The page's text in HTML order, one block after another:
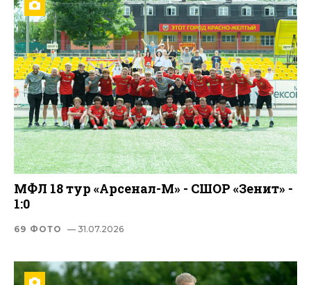
МФЛ 18 тур «Арсенал-М» - СШОР «Зенит» -
1:0
69 ФОТО — 31.07.2026